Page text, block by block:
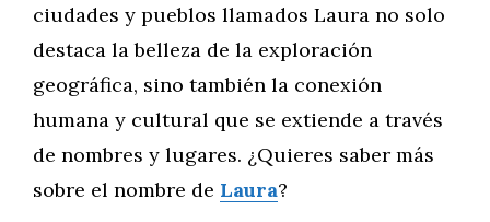
ciudades y pueblos llamados Laura no solo
destaca la belleza de la exploración
geográfica, sino también la conexión
humana y cultural que se extiende a través
de nombres y lugares. ¿Quieres saber más
sobre el nombre de Laura?